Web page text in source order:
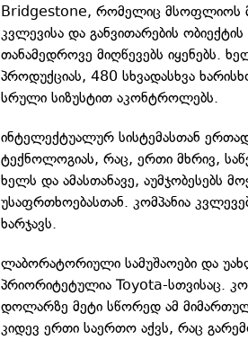
Bridgestone, რომელიც მსოფლიოს
კვლევისა და განვითარების
თანამედროვე მიღწევებს იყენებს.
პროდუქციას, 480 სხვადასხვა
სრული სიზუსტით აკონტროლებს.
ინტელექტუალურ სისტემასთან
ტექნოლოგიას, რაც, ერთი მხრივ,
ხელს და ამასთანავე, აუმჯობესებს
უსაფრთხოებასთან. კომპანია
ხარჯავს.
ლაბორატორიული სამუშაოები და
პრიორიტეტულია Toyota-სთვისაც.
დოლარზე მეტი სწორედ ამ
კიდევ ერთი საერთო აქვს, რაც